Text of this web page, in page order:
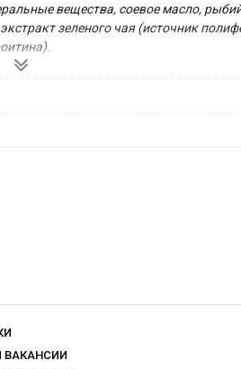
вещества, соевое масло,
зеленого чая (источник
Йод: 3,6 мг, Медь: 11 мг, Марганец:
натрия: 3,5 г - Консерванты
ВАКАНСИИ